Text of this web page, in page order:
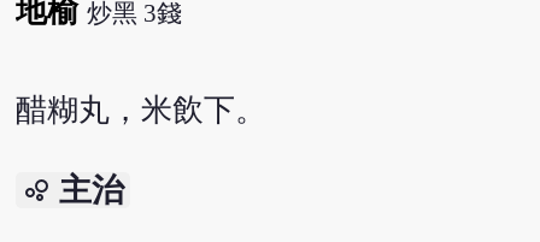
地榆 炒黑 3錢
醋糊丸，米飲下。
bubble_chart 主治